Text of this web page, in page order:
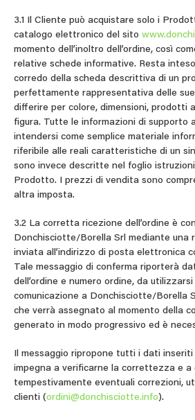
3.1 Il Cliente può acquistare solo i
catalogo elettronico del sito
momento dell’inoltro dell’ordine, così
relative schede informative. Resta inteso
corredo della scheda descrittiva di un
perfettamente rappresentativa delle
differire per colore, dimensioni, prodotti
figura. Tutte le informazioni di supporto
intendersi come semplice materiale
riferibile alle reali caratteristiche di un
sono invece descritte nel foglio
Prodotto. I prezzi di vendita sono
altra imposta.
3.2 La corretta ricezione dell’ordine è
Donchisciotte/Borella Srl mediante una
inviata all’indirizzo di posta elettronica
Tale messaggio di conferma riporterà
dell’ordine e numero ordine, da
comunicazione a Donchisciotte/Borella
che verrà assegnato al momento della
generato in modo progressivo ed è
Il messaggio ripropone tutti i dati inseriti
impegna a verificarne la correttezza e a
tempestivamente eventuali correzioni,
clienti (ordini@donchisciotte.info).